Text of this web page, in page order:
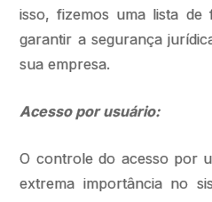
isso, fizemos uma lista de
garantir a segurança
sua empresa.
Acesso por usuário:
O controle do acesso por
extrema importância no